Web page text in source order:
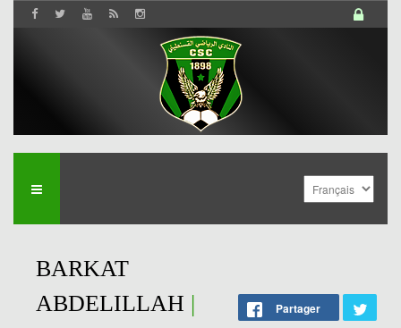
BARKAT
ABDELILLAH |
Partager